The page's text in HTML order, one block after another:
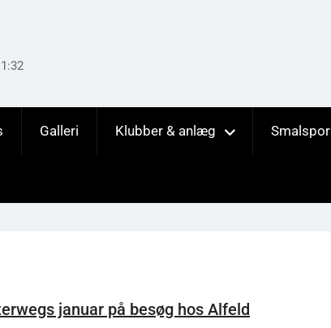
Galleri Klubber & anlæg Smalspor
januar på besøg hos Alfeld